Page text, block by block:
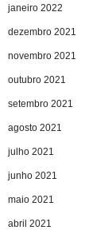
janeiro 2022
dezembro 2021
novembro 2021
outubro 2021
setembro 2021
agosto 2021
julho 2021
junho 2021
maio 2021
abril 2021